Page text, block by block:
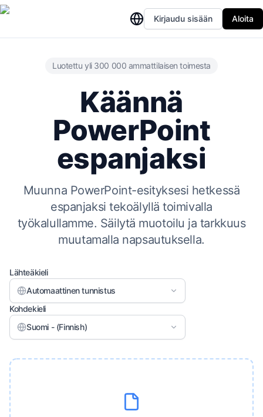
Kirjaudu sisään Aloita
Luotettu yli 300 000 ammattilaisen toimesta
Käännä
PowerPoint
espanjaksi
Muunna PowerPoint-esityksesi hetkessä
espanjaksi tekoälyllä toimivalla
työkalullamme. Säilytä muotoilu ja tarkkuus
muutamalla napsautuksella.
Lähteäkieli
Automaattinen tunnistus
Kohdekieli
Suomi - (Finnish)